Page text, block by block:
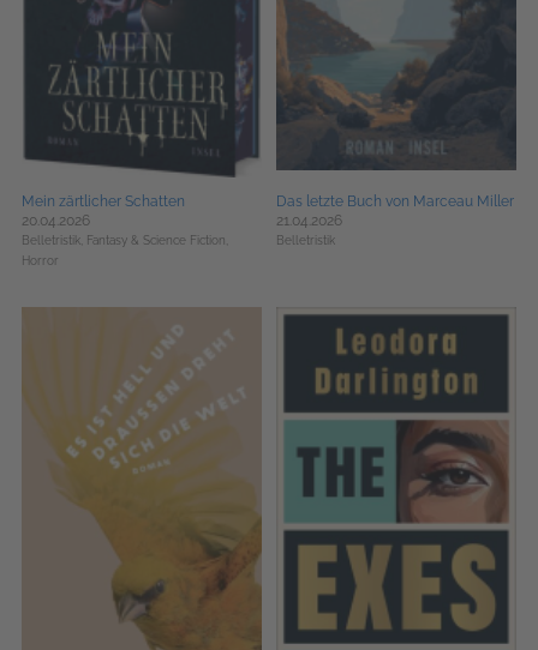
Mein zärtlicher Schatten
20.04.2026
Belletristik,
Fantasy & Science Fiction,
Horror
Das letzte Buch von Marceau Miller
21.04.2026
Belletristik